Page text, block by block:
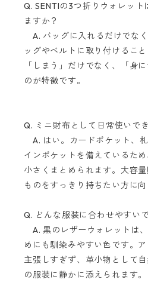
Q. SENTIの3つ折りウォレット
ますか？
A. バッグに入れるだけでな
ッグやベルトに取り付けるこ
「しまう」だけでなく、「身
のが特徴です。
Q. ミニ財布として日常使いで
A. はい。カードポケット、
インポケットを備えているた
小さくまとめられます。大容
ものをすっきり持ちたい方に向
Q. どんな服装に合わせやすい
A. 黒のレザーウォレットは
めにも馴染みやすい色です。
主張しすぎず、革小物として
の服装に静かに添えられます。